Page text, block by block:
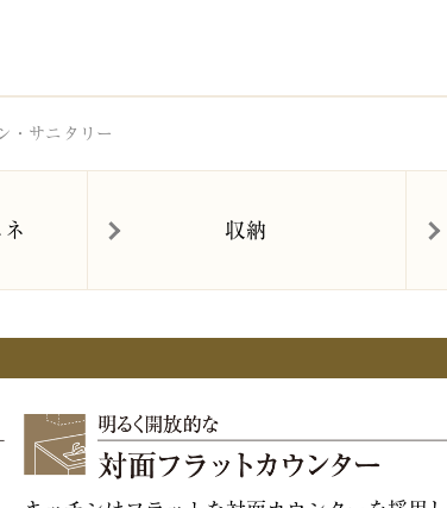
チン・サニタリー｜すみふ登戸｜住友不動産
・サニタリー
収納